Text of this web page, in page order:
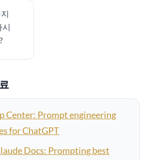
시
Center: Prompt engineering
for ChatGPT
Docs: Prompting best